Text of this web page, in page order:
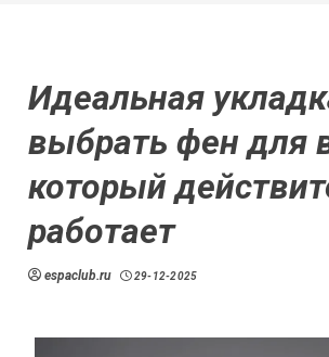
Идеальная
выбрать фен для
который
работает
espaclub.ru 29-12-2025